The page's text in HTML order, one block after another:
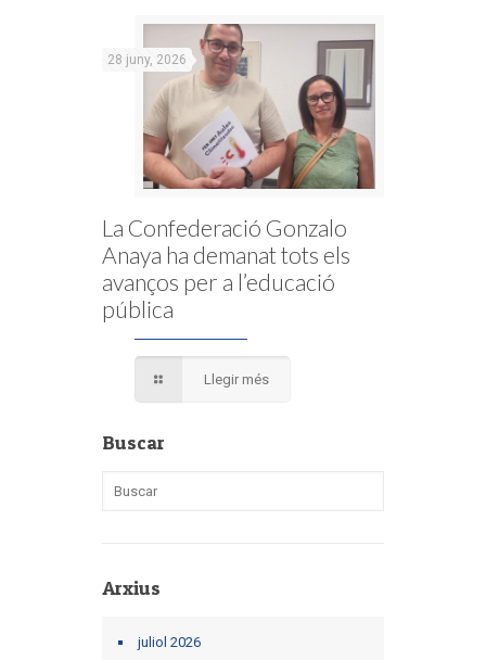
28 juny, 2026
La Confederació Gonzalo
Anaya ha demanat tots els
avanços per a l’educació
pública
Llegir més
Buscar
Arxius
juliol 2026